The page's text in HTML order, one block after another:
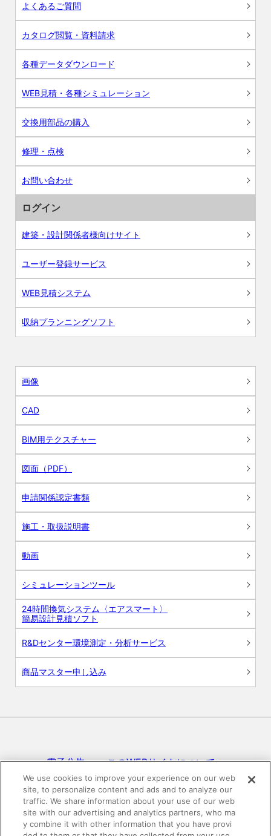
よくあるご質問
カタログ閲覧・資料請求
各種データダウンロード
WEB見積・各種シミュレーション
交換用部品の購入
修理・点検
お問い合わせ
ログイン
建築・設計関係者様向けサイト
ユーザー登録サービス
WEB見積システム
収納プランニングソフト
画像
CAD
BIM用テクスチャー
図面（PDF）
申請関係認定書類
施工・取扱説明書
動画
シミュレーションツール
24時間換気システム〈エアスマート〉
簡易設計見積ソフト
R&Dセンター環境測定・分析サービス
商品マスター申し込み
電子公告 このWEBサイトについて
プライバシーポリシー
SNSコミュニティガイドライン サイトマップ
We use cookies to improve your experience on our web
site, to personalize content and ads and to analyze our
traffic. We share information about your use of our web
site with our advertising and analytics partners, who ma
y combine it with other information that you have provi